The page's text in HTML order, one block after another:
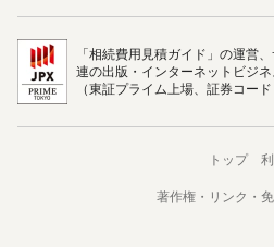
「相続費用見積ガイド」の運営
連の出版・インターネットビジ
（東証プライム上場、証券コー
トップ
著作権・リンク・